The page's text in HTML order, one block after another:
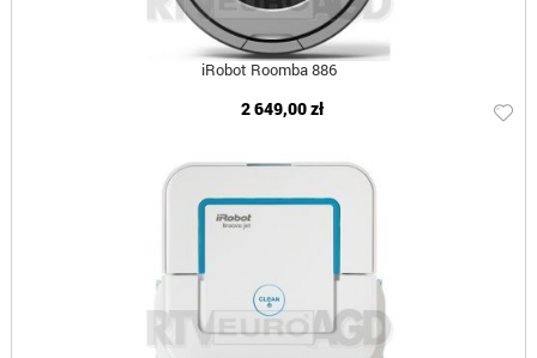
iRobot Roomba 886
2 649,00 zł